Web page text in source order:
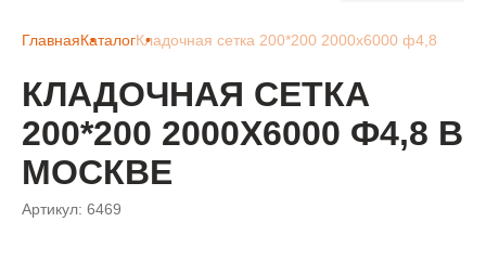
ГлавнаяКаталогКладочная сетка 200*200 2000х6000 ф4,8
КЛАДОЧНАЯ СЕТКА
200*200 2000Х6000 Ф4,8 В
МОСКВЕ
Артикул: 6469